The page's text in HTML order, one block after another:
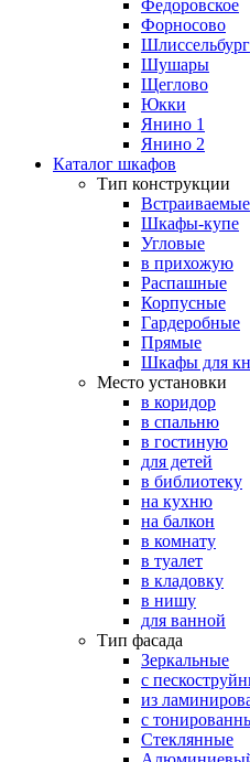
Федоровское
Форносово
Шлиссельбург
Шушары
Щеглово
Юкки
Янино 1
Янино 2
Каталог шкафов
Тип конструкции
Встраиваемые
Шкафы-купе
Угловые
в прихожую
Распашные
Корпусные
Гардеробные
Прямые
Шкафы для
Место установки
в коридор
в спальню
в гостиную
для детей
в библиотеку
на кухню
на балкон
в комнату
в туалет
в кладовку
в нишу
для ванной
Тип фасада
Зеркальные
с
из
с
Стеклянные